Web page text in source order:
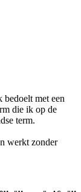
met een
die ik op de
term.
werkt zonder